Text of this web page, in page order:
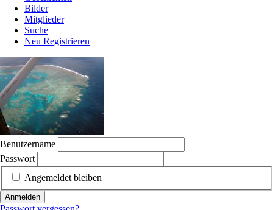
Bilder
Mitglieder
Suche
Neu Registrieren
Benutzername
Passwort
Angemeldet bleiben
Anmelden